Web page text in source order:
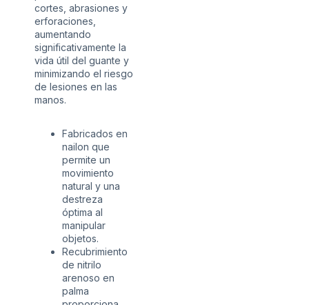
cortes, abrasiones y
erforaciones,
aumentando
significativamente la
vida útil del guante y
minimizando el riesgo
de lesiones en las
manos.
Fabricados en
nailon que
permite un
movimiento
natural y una
destreza
óptima al
manipular
objetos.
Recubrimiento
de nitrilo
arenoso en
palma